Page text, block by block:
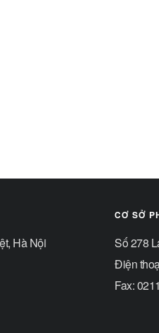
Hà Nội
CƠ SỞ
Số 278
Điện
Fax: